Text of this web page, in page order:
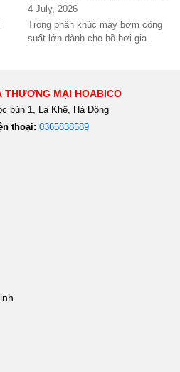
đáng tiền cho hồ bơi
thương mại?
4 July, 2026
Trong phân khúc máy bơm công
suất lớn dành cho hồ bơi gia
THƯƠNG MẠI HOABICO
bún 1, La Khê, Hà Đông
thoại: 0365838589